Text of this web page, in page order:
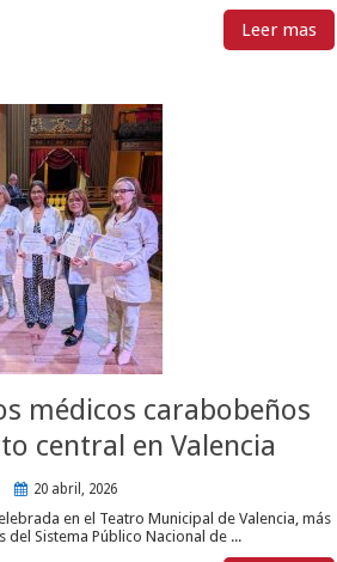
Leer mas
médicos carabobeños
central en Valencia
20 abril, 2026
en el Teatro Municipal de Valencia, más
del Sistema Público Nacional de ...